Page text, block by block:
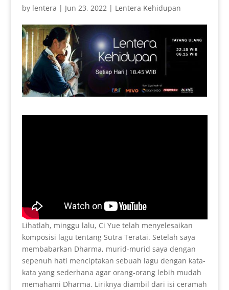
by lentera | Jun 23, 2022| Lentera Kehidupan
Lihatlah, minggu lalu, Ci Yue telah menyelesaikan
komposisi lagu tentang Sutra Teratai. Setelah saya
membabarkan Dharma, murid-murid saya dengan
sepenuh hati menciptakan sebuah lagu dengan kata-
kata yang sederhana agar orang-orang lebih mudah
memahami Dharma. Liriknya diambil dari isi ceramah